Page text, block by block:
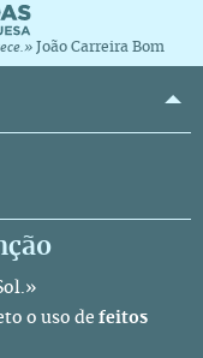
João Carreira Bom
o uso de feitos